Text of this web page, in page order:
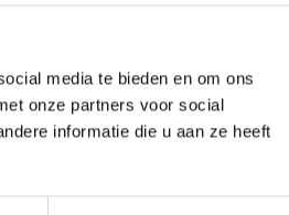
media te bieden en om ons
onze partners voor social
informatie die u aan ze heeft